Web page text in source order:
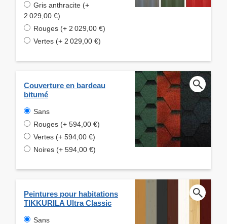
Gris anthracite (+
2 029,00 €)
Rouges (+ 2 029,00 €)
Vertes (+ 2 029,00 €)
Couverture en bardeau
bitumé
Sans
Rouges (+ 594,00 €)
Vertes (+ 594,00 €)
Noires (+ 594,00 €)
Peintures pour habitations
TIKKURILA Ultra Classic
Sans